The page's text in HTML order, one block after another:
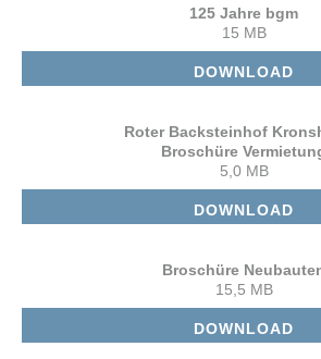
125 Jahre bgm
15 MB
DOWNLOAD
Roter Backsteinhof
Broschüre
5,0 MB
DOWNLOAD
Broschüre
15,5 MB
DOWNLOAD